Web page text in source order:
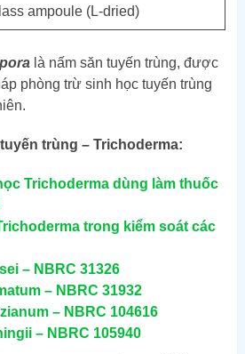
ampoule (L-dried)
là nấm săn tuyến trùng, được
phòng trừ sinh học tuyến trùng
trùng – Trichoderma:
Trichoderma dùng làm thuốc
trong kiểm soát các
– NBRC 31326
– NBRC 31932
– NBRC 104616
– NBRC 105940